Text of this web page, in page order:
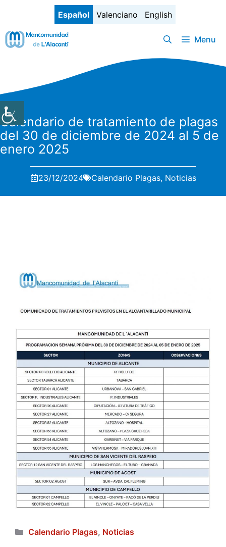
contenido
Español Valenciano English
Menu
Calendario de tratamiento de plagas
del 30 de diciembre de 2024 al 5 de
enero 2025
23/12/2024 Calendario Plagas, Noticias
Categorías
Calendario Plagas, Noticias